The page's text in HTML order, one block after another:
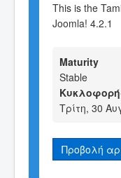
This is the
Joomla! 4.2.1
Maturity
Stable
Τρίτη, 30
Προβολή